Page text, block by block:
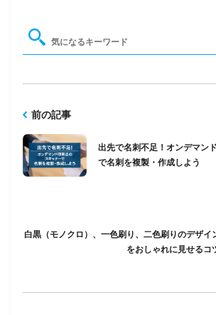
前の記事
出先で名刺不足！オンデマン
で名刺を複製・作成しよう
白黒（モノクロ）、一色刷り、二色刷りのデザイ
をおしゃれに見せるコ